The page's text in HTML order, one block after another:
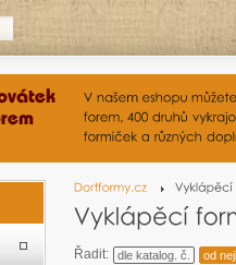
Řadit: dle katalog. č. od